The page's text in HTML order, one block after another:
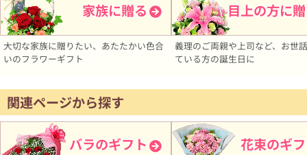
家族に贈る
大切な家族に贈りたい、あたたかい色合
いのフラワーギフト
目上の方に
義理のご両親や上司など、お世
ている方の誕生日に
関連ページから探す
バラのギフト 花束のギ